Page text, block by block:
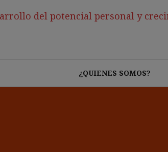
del potencial personal y
¿QUIENES SOMOS?